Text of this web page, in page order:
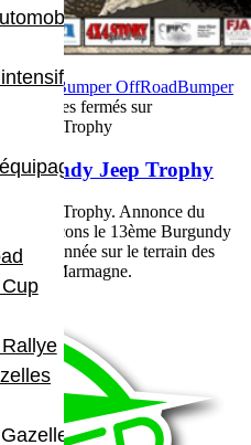
Bumper OffRoadBumper
fermés sur
Jeep Trophy
Burgundy Jeep Trophy
Jeep Trophy. Annonce du
annonçons le 13ème Burgundy
année sur le terrain des
de Marmagne.
–
Cup